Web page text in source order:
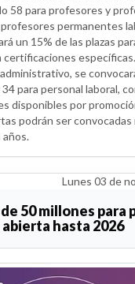
58 para profesores y
permanentes
un 15% de las plazas
se
para personal laboral,
disponibles por
podrán ser
años.
Lunes 03 de
50 millones para
hasta 2026